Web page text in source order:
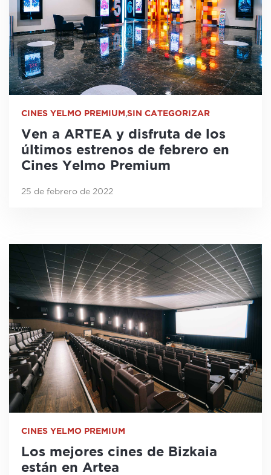
CINES YELMO PREMIUM,SIN CATEGORIZAR
Ven a ARTEA y disfruta de los
últimos estrenos de febrero en
Cines Yelmo Premium
25 de febrero de 2022
CINES YELMO PREMIUM
Los mejores cines de Bizkaia
están en Artea